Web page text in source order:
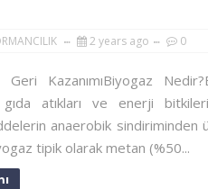
2 years ago 0
Geri KazanımıBiyogaz
gıda atıkları ve enerji
anaerobik sindiriminden
tipik olarak metan (%50...